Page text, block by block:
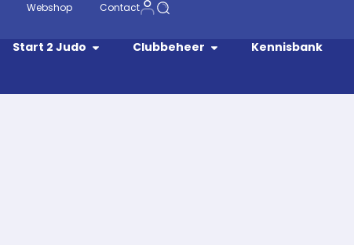
Webshop Contact
Start 2 Judo Clubbeheer Kennisbank